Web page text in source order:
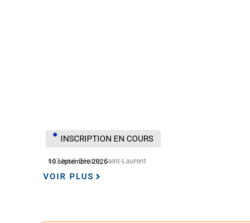
INSCRIPTION EN COURS
647 boul. Décarie, Saint-Laurent
10 septembre 2026
VOIR PLUS